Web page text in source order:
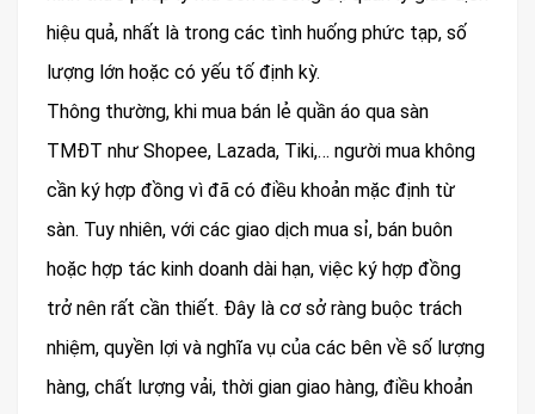
hiệu quả, nhất là trong các tình huống phức tạp, số
lượng lớn hoặc có yếu tố định kỳ.
Thông thường, khi mua bán lẻ quần áo qua sàn
TMĐT như Shopee, Lazada, Tiki,… người mua không
cần ký hợp đồng vì đã có điều khoản mặc định từ
sàn. Tuy nhiên, với các giao dịch mua sỉ, bán buôn
hoặc hợp tác kinh doanh dài hạn, việc ký hợp đồng
trở nên rất cần thiết. Đây là cơ sở ràng buộc trách
nhiệm, quyền lợi và nghĩa vụ của các bên về số lượng
hàng, chất lượng vải, thời gian giao hàng, điều khoản